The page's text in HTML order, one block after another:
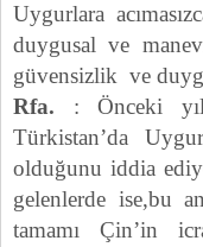
Uygurlara
duygusal ve
güvensizlik ve
Rfa. : Önceki
Türkistan’da
olduğunu iddia
gelenlerde ise,bu
tamamı Çin’in